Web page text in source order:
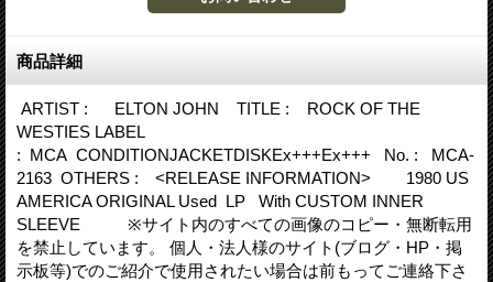
商品詳細
ARTIST : ELTON JOHN TITLE : ROCK OF THE
WESTIES LABEL
: MCA CONDITIONJACKETDISKEx+++Ex+++ No. : MCA-
2163 OTHERS : <RELEASE INFORMATION> 1980 US
AMERICA ORIGINAL Used LP With CUSTOM INNER
SLEEVE ※サイト内のすべての画像のコピー・無断転用
を禁止しています。 個人・法人様のサイト(ブログ・HP・掲
示板等)でのご紹介で使用されたい場合は前もってご連絡下さ